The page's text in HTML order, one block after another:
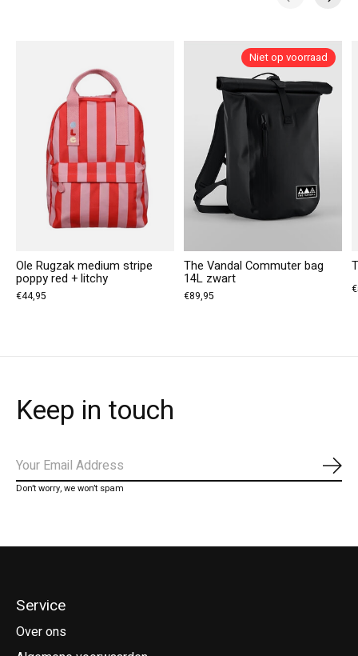
Ole Rugzak medium stripe
poppy red + litchy
€44,95
Niet op voorraad
The Vandal Commuter bag
14L zwart
€89,95
Keep in touch
Don’t worry, we won’t spam
Service
Over ons